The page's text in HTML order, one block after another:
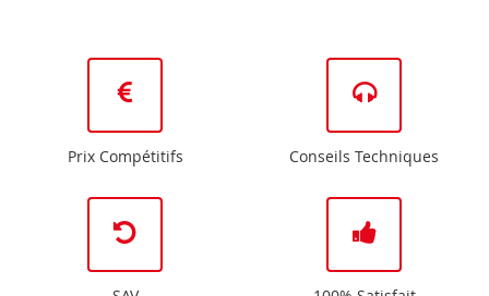
Prix Compétitifs Conseils Techniques